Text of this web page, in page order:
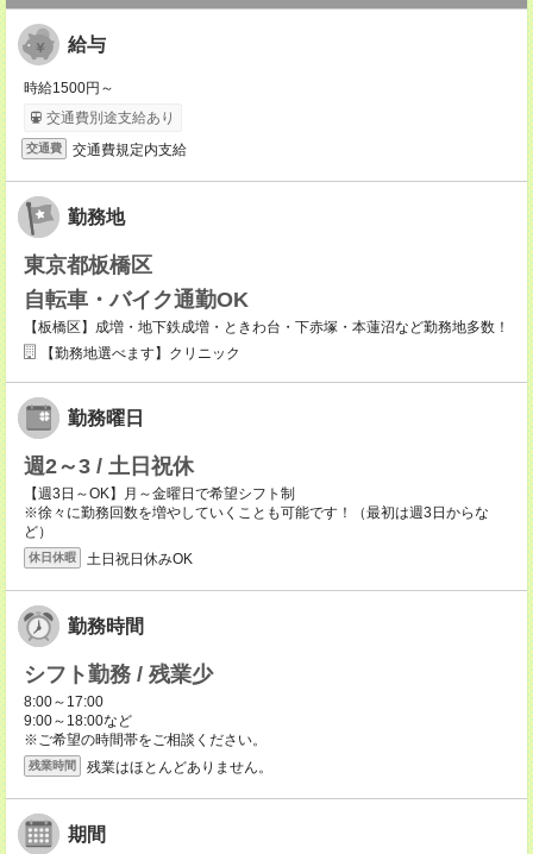
給与
時給1500円～
交通費別途支給あり
交通費 交通費規定内支給
勤務地
東京都板橋区
自転車・バイク通勤OK
【板橋区】成増・地下鉄成増・ときわ台・下赤塚・本蓮沼など勤務地多数！
【勤務地選べます】クリニック
勤務曜日
週2～3 / 土日祝休
【週3日～OK】月～金曜日で希望シフト制
※徐々に勤務回数を増やしていくことも可能です！（最初は週3日からな
ど）
休日休暇 土日祝日休みOK
勤務時間
シフト勤務 / 残業少
8:00～17:00
9:00～18:00など
※ご希望の時間帯をご相談ください。
残業時間 残業はほとんどありません。
期間